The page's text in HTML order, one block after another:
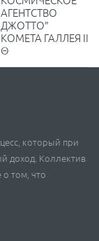
АГЕНТСТВО
ДЖОТТО"
КОМЕТА ГАЛЛЕЯ II
Θ
который при
доход. Коллектив
том, что